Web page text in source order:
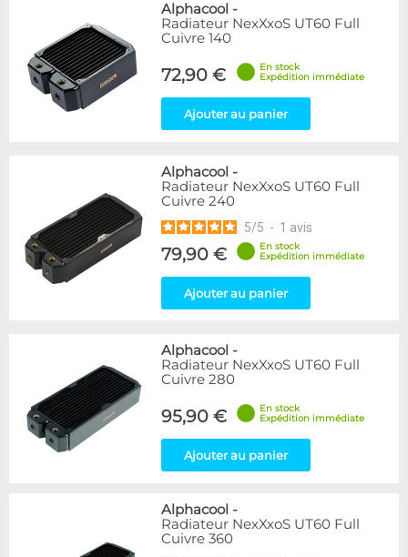
Alphacool -
Radiateur NexXxoS UT60 Full
Cuivre 140
72,90 €
En stock
Expédition immédiate
Ajouter au panier
Alphacool -
Radiateur NexXxoS UT60 Full
Cuivre 240
5/5 - 1 avis
79,90 €
En stock
Expédition immédiate
Ajouter au panier
Alphacool -
Radiateur NexXxoS UT60 Full
Cuivre 280
95,90 €
En stock
Expédition immédiate
Ajouter au panier
Alphacool -
Radiateur NexXxoS UT60 Full
Cuivre 360